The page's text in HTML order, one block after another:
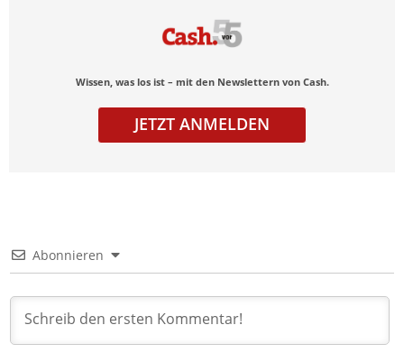
Wissen, was los ist – mit den Newslettern von Cash.
JETZT ANMELDEN
Abonnieren